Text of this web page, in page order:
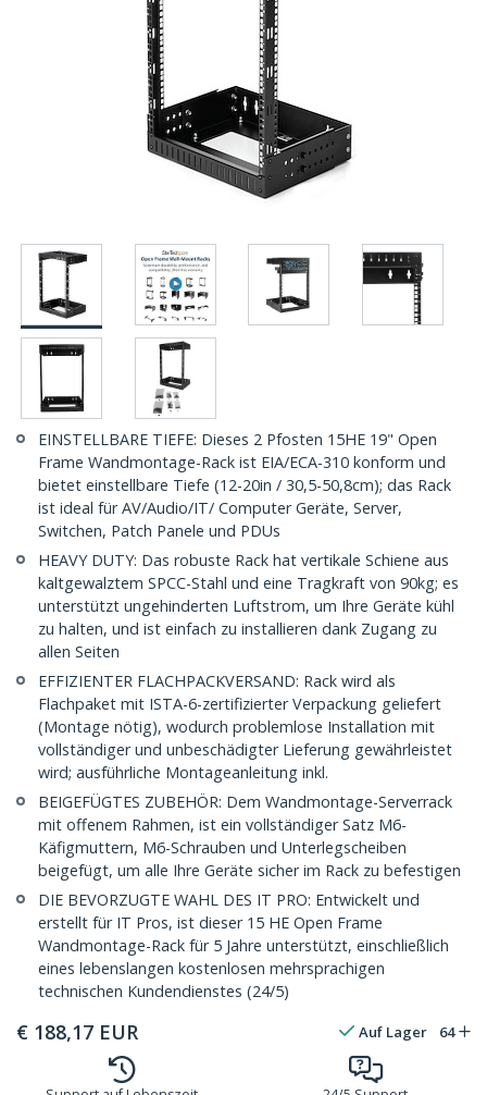
EINSTELLBARE TIEFE: Dieses 2 Pfosten 15HE 19" Open
Frame Wandmontage-Rack ist EIA/ECA-310 konform und
bietet einstellbare Tiefe (12-20in / 30,5-50,8cm); das Rack
ist ideal für AV/Audio/IT/ Computer Geräte, Server,
Switchen, Patch Panele und PDUs
HEAVY DUTY: Das robuste Rack hat vertikale Schiene aus
kaltgewalztem SPCC-Stahl und eine Tragkraft von 90kg; es
unterstützt ungehinderten Luftstrom, um Ihre Geräte kühl
zu halten, und ist einfach zu installieren dank Zugang zu
allen Seiten
EFFIZIENTER FLACHPACKVERSAND: Rack wird als
Flachpaket mit ISTA-6-zertifizierter Verpackung geliefert
(Montage nötig), wodurch problemlose Installation mit
vollständiger und unbeschädigter Lieferung gewährleistet
wird; ausführliche Montageanleitung inkl.
BEIGEFÜGTES ZUBEHÖR: Dem Wandmontage-Serverrack
mit offenem Rahmen, ist ein vollständiger Satz M6-
Käfigmuttern, M6-Schrauben und Unterlegscheiben
beigefügt, um alle Ihre Geräte sicher im Rack zu befestigen
DIE BEVORZUGTE WAHL DES IT PRO: Entwickelt und
erstellt für IT Pros, ist dieser 15 HE Open Frame
Wandmontage-Rack für 5 Jahre unterstützt, einschließlich
eines lebenslangen kostenlosen mehrsprachigen
technischen Kundendienstes (24/5)
€ 188,17 EUR Auf Lager 64